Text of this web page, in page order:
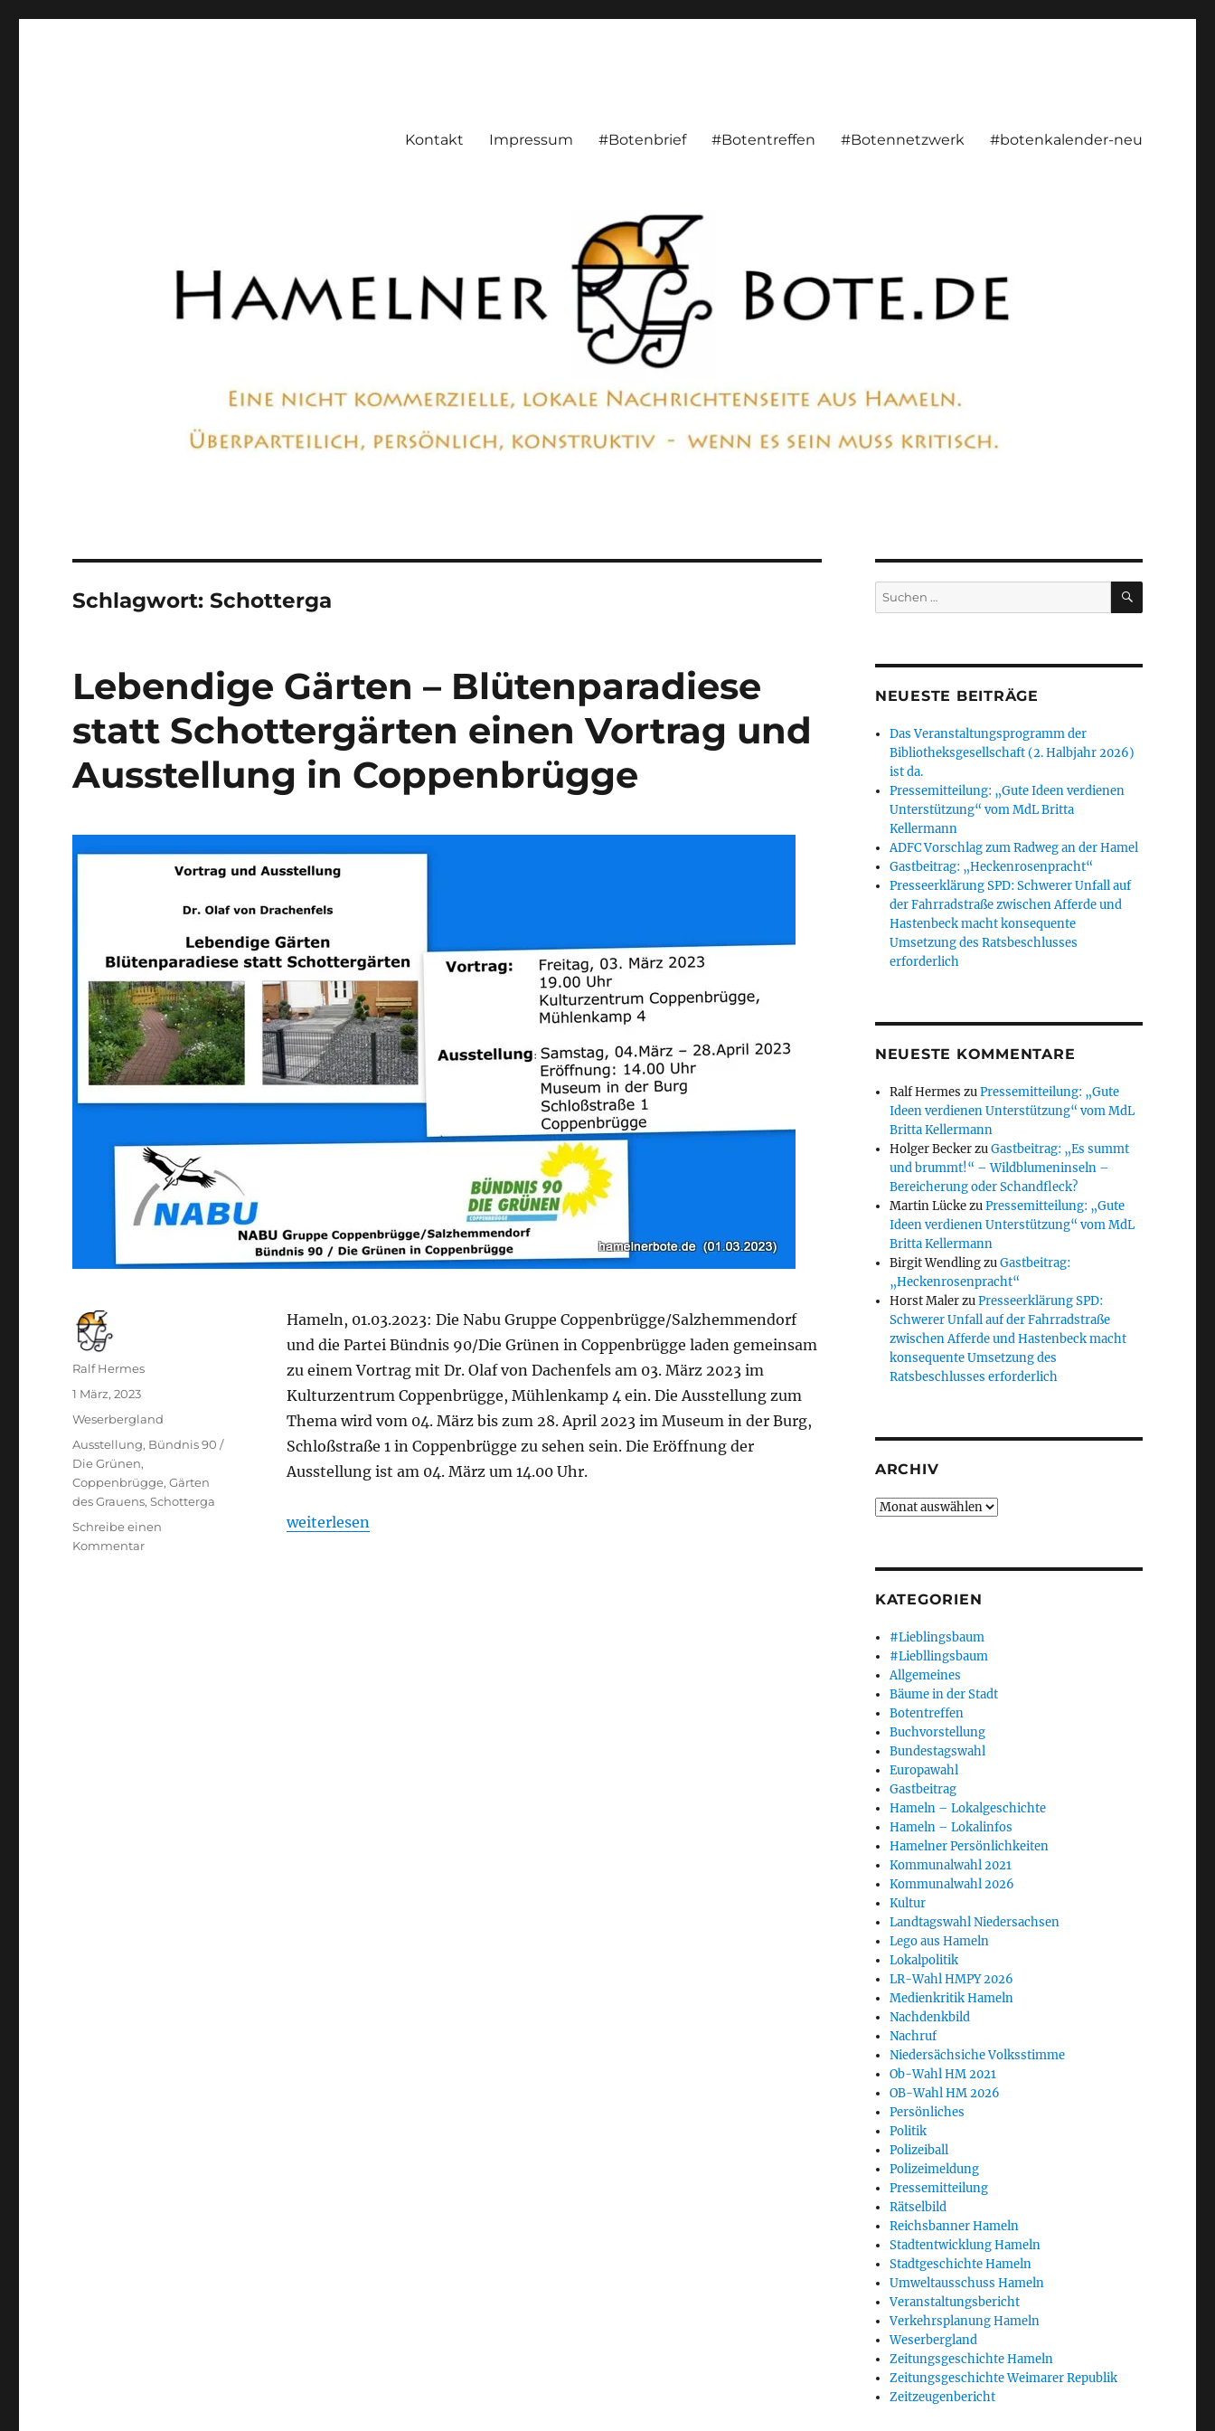
Kontakt Impressum #Botenbrief #Botentreffen #Botennetzwerk #botenkalender-neu
Schlagwort:Schotterga
Lebendige Gärten – Blütenparadiese
statt Schottergärten einen Vortrag und
Ausstellung in Coppenbrügge
Hameln, 01.03.2023: Die Nabu Gruppe Coppenbrügge/Salzhemmendorf
und die Partei Bündnis 90/Die Grünen in Coppenbrügge laden gemeinsam
zu einem Vortrag mit Dr. Olaf von Dachenfels am 03. März 2023 im
Kulturzentrum Coppenbrügge, Mühlenkamp 4 ein. Die Ausstellung zum
Thema wird vom 04. März bis zum 28. April 2023 im Museum in der Burg,
Schloßstraße 1 in Coppenbrügge zu sehen sein. Die Eröffnung der
Ausstellung ist am 04. März um 14.00 Uhr.
„Lebendige Gärten – Blütenparadiese statt Schottergärten einen Vortrag und Ausstellung in Coppenbrügge“
weiterlesen
Autor
Ralf Hermes
Veröffentlicht
1 März, 2023
Kategorien
Weserbergland
Schlagwörter
Ausstellung, Bündnis 90 /
Die Grünen,
Coppenbrügge,Gärten
des Grauens,Schotterga
Schreibe einen
Kommentarzu
Suchen
nach:
SUCHEN
NEUESTE BEITRÄGE
Das Veranstaltungsprogramm der
Bibliotheksgesellschaft (2. Halbjahr 2026)
ist da.
Pressemitteilung: „Gute Ideen verdienen
Unterstützung“ vom MdL Britta
Kellermann
ADFC Vorschlag zum Radweg an der Hamel
Gastbeitrag: „Heckenrosenpracht“
Presseerklärung SPD: Schwerer Unfall auf
der Fahrradstraße zwischen Afferde und
Hastenbeck macht konsequente
Umsetzung des Ratsbeschlusses
erforderlich
NEUESTE KOMMENTARE
Ralf Hermes zuPressemitteilung: „Gute
Ideen verdienen Unterstützung“ vom MdL
Britta Kellermann
Holger BeckerzuGastbeitrag: „Es summt
und brummt!“ – Wildblumeninseln –
Bereicherung oder Schandfleck?
Martin LückezuPressemitteilung: „Gute
Ideen verdienen Unterstützung“ vom MdL
Britta Kellermann
Birgit WendlingzuGastbeitrag:
„Heckenrosenpracht“
Horst MalerzuPresseerklärung SPD:
Schwerer Unfall auf der Fahrradstraße
zwischen Afferde und Hastenbeck macht
konsequente Umsetzung des
Ratsbeschlusses erforderlich
ARCHIV
Archiv
KATEGORIEN
#Lieblingsbaum
#Liebllingsbaum
Allgemeines
Bäume in der Stadt
Botentreffen
Buchvorstellung
Bundestagswahl
Europawahl
Gastbeitrag
Hameln – Lokalgeschichte
Hameln – Lokalinfos
Hamelner Persönlichkeiten
Kommunalwahl 2021
Kommunalwahl 2026
Kultur
Landtagswahl Niedersachsen
Lego aus Hameln
Lokalpolitik
LR-Wahl HMPY 2026
Medienkritik Hameln
Nachdenkbild
Nachruf
Niedersächsiche Volksstimme
Ob-Wahl HM 2021
OB-Wahl HM 2026
Persönliches
Politik
Polizeiball
Polizeimeldung
Pressemitteilung
Rätselbild
Reichsbanner Hameln
Stadtentwicklung Hameln
Stadtgeschichte Hameln
Umweltausschuss Hameln
Veranstaltungsbericht
Verkehrsplanung Hameln
Weserbergland
Zeitungsgeschichte Hameln
Zeitungsgeschichte Weimarer Republik
Zeitzeugenbericht